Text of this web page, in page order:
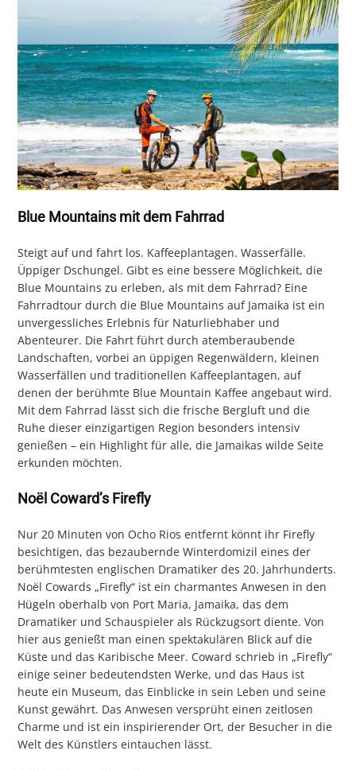
Blue Mountains mit dem Fahrrad
Steigt auf und fahrt los. Kaffeeplantagen. Wasserfälle.
Üppiger Dschungel. Gibt es eine bessere Möglichkeit, die
Blue Mountains zu erleben, als mit dem Fahrrad? Eine
Fahrradtour durch die Blue Mountains auf Jamaika ist ein
unvergessliches Erlebnis für Naturliebhaber und
Abenteurer. Die Fahrt führt durch atemberaubende
Landschaften, vorbei an üppigen Regenwäldern, kleinen
Wasserfällen und traditionellen Kaffeeplantagen, auf
denen der berühmte Blue Mountain Kaffee angebaut wird.
Mit dem Fahrrad lässt sich die frische Bergluft und die
Ruhe dieser einzigartigen Region besonders intensiv
genießen – ein Highlight für alle, die Jamaikas wilde Seite
erkunden möchten.
Noël Coward’s Firefly
Nur 20 Minuten von Ocho Rios entfernt könnt ihr Firefly
besichtigen, das bezaubernde Winterdomizil eines der
berühmtesten englischen Dramatiker des 20. Jahrhunderts.
Noël Cowards „Firefly“ ist ein charmantes Anwesen in den
Hügeln oberhalb von Port Maria, Jamaika, das dem
Dramatiker und Schauspieler als Rückzugsort diente. Von
hier aus genießt man einen spektakulären Blick auf die
Küste und das Karibische Meer. Coward schrieb in „Firefly“
einige seiner bedeutendsten Werke, und das Haus ist
heute ein Museum, das Einblicke in sein Leben und seine
Kunst gewährt. Das Anwesen versprüht einen zeitlosen
Charme und ist ein inspirierender Ort, der Besucher in die
Welt des Künstlers eintauchen lässt.